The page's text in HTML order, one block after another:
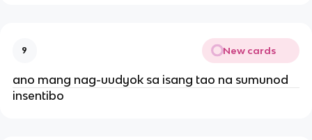
9 New cards
ano mang nag-uudyok sa isang tao na sumunod
insentibo